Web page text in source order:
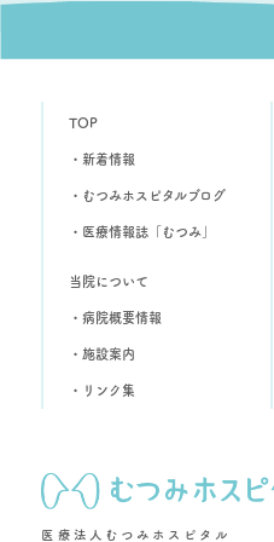
TOP
・新着情報
・むつみホスピタルブログ
・医療情報誌「むつみ」
当院について
・病院概要情報
・施設案内
・リンク集
医療法人むつみホスピタル